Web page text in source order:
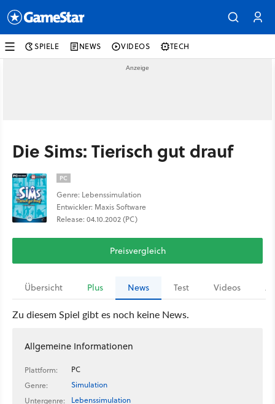
SPIELE NEWS VIDEOS TECH
Die Sims: Tierisch gut drauf
PC
Genre: Lebenssimulation
Entwickler: Maxis Software
Release: 04.10.2002 (PC)
Preisvergleich
Übersicht Plus News Test Videos
Zu diesem Spiel gibt es noch keine News.
Allgemeine Informationen
Plattform:
PC
Genre:
Simulation
Untergenre:
Lebenssimulation